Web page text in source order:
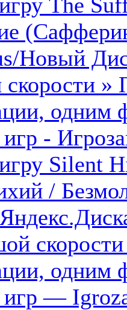
Новый
»
одним
-
Silent
/
одним
игр —